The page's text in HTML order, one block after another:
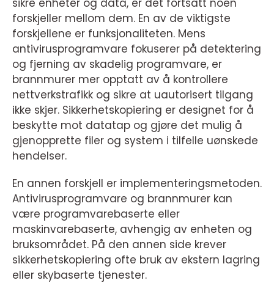
forskjeller mellom dem. En av de viktigste
forskjellene er funksjonaliteten. Mens
antivirusprogramvare fokuserer på detektering
og fjerning av skadelig programvare, er
brannmurer mer opptatt av å kontrollere
nettverkstrafikk og sikre at uautorisert tilgang
ikke skjer. Sikkerhetskopiering er designet for å
beskytte mot datatap og gjøre det mulig å
gjenopprette filer og system i tilfelle uønskede
hendelser.
En annen forskjell er implementeringsmetoden.
Antivirusprogramvare og brannmurer kan
være programvarebaserte eller
maskinvarebaserte, avhengig av enheten og
bruksområdet. På den annen side krever
sikkerhetskopiering ofte bruk av ekstern lagring
eller skybaserte tjenester.